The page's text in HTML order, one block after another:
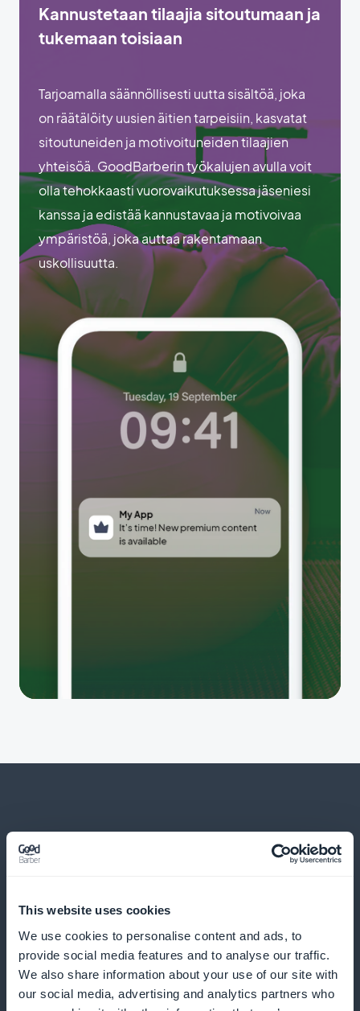
This website uses cookies
We use cookies to personalise content and ads, to
provide social media features and to analyse our traffic.
We also share information about your use of our site with
our social media, advertising and analytics partners who
Kannustetaan tilaajia sitoutumaan ja
tukemaan toisiaan
Tarjoamalla säännöllisesti uutta sisältöä, joka
on räätälöity uusien äitien tarpeisiin, kasvatat
sitoutuneiden ja motivoituneiden tilaajien
yhteisöä. GoodBarberin työkalujen avulla voit
olla tehokkaasti vuorovaikutuksessa jäseniesi
kanssa ja edistää kannustavaa ja motivoivaa
ympäristöä, joka auttaa rakentamaan
uskollisuutta.
Ja paljon muuta
Suorituskyvyn analysointi